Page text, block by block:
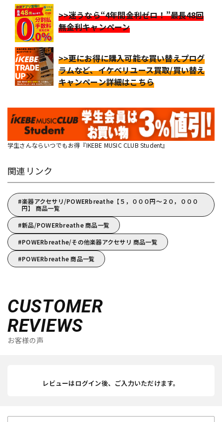
>>迷うなら“4年間金利ゼロ！”最長48回
無金利キャンペーン
>>更にお得に購入可能な買い替えプログ
ラムなど、イケベリユース買取/買い替え
キャンペーン詳細はこちら
学生さんならいつでもお得『IKEBE MUSIC CLUB Student』
関連リンク
楽器アクセサリ/POWERbreathe【５，０００円～２０，０００
円】 商品一覧
新品/POWERbreathe 商品一覧
POWERbreathe/その他楽器アクセサリ 商品一覧
POWERbreathe 商品一覧
CUSTOMER
REVIEWS
お客様の声
レビューはログイン後、ご入力いただけます。